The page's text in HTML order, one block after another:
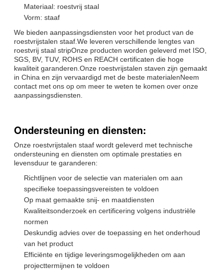
Materiaal: roestvrij staal
Vorm: staaf
We bieden aanpassingsdiensten voor het product van de
roestvrijstalen staaf.We leveren verschillende lengtes van
roestvrij staal stripOnze producten worden geleverd met ISO,
SGS, BV, TUV, ROHS en REACH certificaten die hoge
kwaliteit garanderen.Onze roestvrijstalen staven zijn gemaakt
in China en zijn vervaardigd met de beste materialenNeem
contact met ons op om meer te weten te komen over onze
aanpassingsdiensten.
Ondersteuning en diensten:
Onze roestvrijstalen staaf wordt geleverd met technische
ondersteuning en diensten om optimale prestaties en
levensduur te garanderen:
Richtlijnen voor de selectie van materialen om aan
specifieke toepassingsvereisten te voldoen
Op maat gemaakte snij- en maatdiensten
Kwaliteitsonderzoek en certificering volgens industriële
normen
Deskundig advies over de toepassing en het onderhoud
van het product
Efficiënte en tijdige leveringsmogelijkheden om aan
projecttermijnen te voldoen